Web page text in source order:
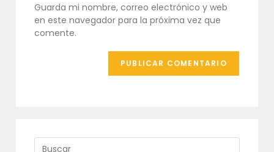
web
(opcional)
Guarda mi nombre, correo electrónico y web
en este navegador para la próxima vez que
comente.